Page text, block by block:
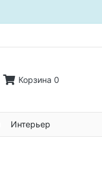
Корзина 0
Интерьер